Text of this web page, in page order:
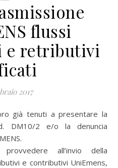
flussi
e retributivi
2017
DM10/2 e/o la denuncia
provvedere all’invio della
e contributivi UniEmens,